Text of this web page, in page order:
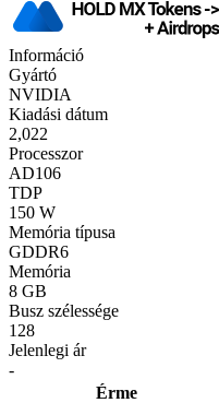
Információ
Gyártó
NVIDIA
Kiadási dátum
2,022
Processzor
AD106
TDP
150 W
Memória típusa
GDDR6
Memória
8 GB
Busz szélessége
128
Jelenlegi ár
-
Érme